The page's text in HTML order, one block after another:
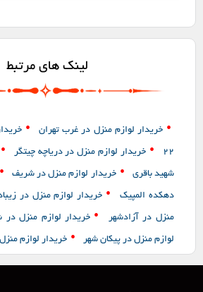
لینک های مرتبط
• خریدار لوازم منزل در غرب تهران •
22
• خریدار لوازم منزل در دریاچه چیتگر •
شهید باقری • خریدار لوازم منزل در شریف •
دهکده المپیک • خریدار لوازم منزل در
منزل در آزادشهر • خریدار لوازم منزل در
لوازم منزل در پیکان شهر • خریدار لوازم